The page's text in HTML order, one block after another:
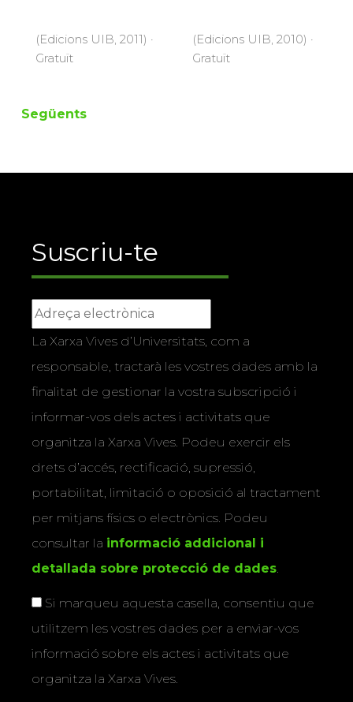
(Edicions UIB, 2011) ·
Gratuït
(Edicions UIB, 2010) ·
Gratuït
Següents
Suscriu-te
La Xarxa Vives d’Universitats, com a
responsable, tractarà les vostres dades amb la
finalitat de gestionar la vostra subscripció i
informar-vos dels actes i activitats que
organitza la Xarxa Vives. Podeu exercir els
drets d’accés, rectificació, supressió,
portabilitat, limitació o oposició al tractament
per mitjans físics o electrònics. Podeu
consultar la informació addicional i
detallada sobre protecció de dades
Si marqueu aquesta casella, consentiu que
utilitzem les vostres dades per a enviar-vos
informació sobre els actes i activitats que
organitza la Xarxa Vives.